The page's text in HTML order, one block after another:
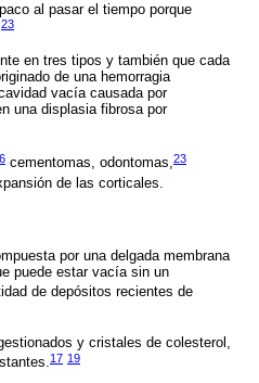
al pasar el tiempo porque
23
en tres tipos y también que cada
de una hemorragia
vacía causada por
una displasia fibrosa por
6 cementomas, odontomas,23
de las corticales.
por una delgada membrana
puede estar vacía sin un
de depósitos recientes de
y cristales de colesterol,
17 19